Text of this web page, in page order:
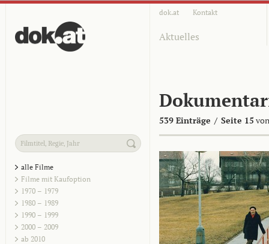
dok.at Kontakt
Aktuelles
539 Einträge / Seite 15
alle Filme
Filme mit Kaufoption
1970 – 1979
1980 – 1989
1990 – 1999
2000 – 2009
ab 2010